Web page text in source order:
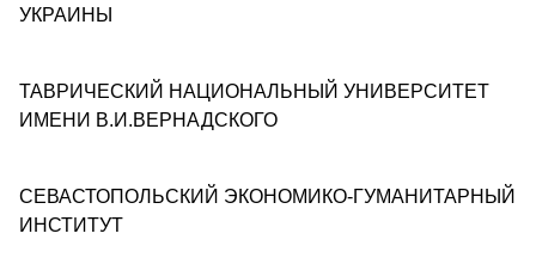
УКРАИНЫ
ТАВРИЧЕСКИЙ НАЦИОНАЛЬНЫЙ УНИВЕРСИТЕТ
ИМЕНИ В.И.ВЕРНАДСКОГО
СЕВАСТОПОЛЬСКИЙ ЭКОНОМИКО-ГУМАНИТАРНЫЙ
ИНСТИТУТ